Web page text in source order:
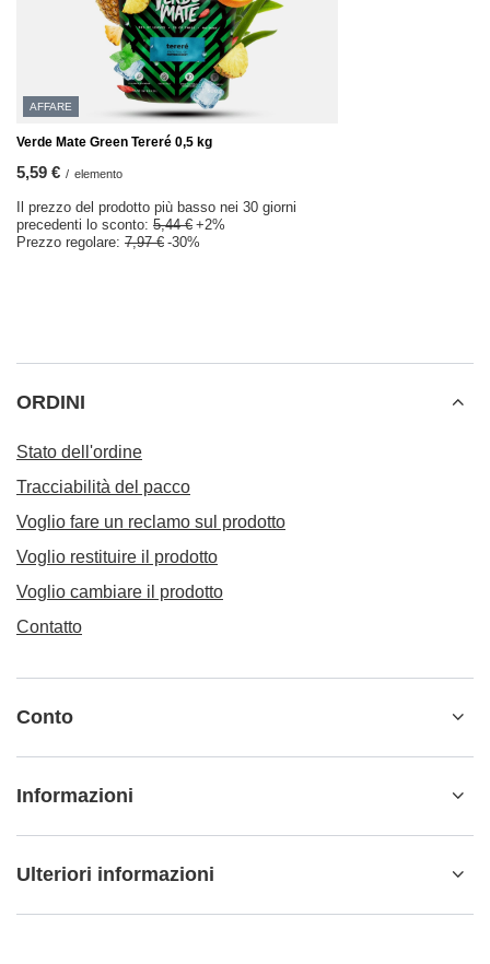
AFFARE
Verde Mate Green Tereré 0,5 kg
5,59 € / elemento
Il prezzo del prodotto più basso nei 30 giorni
precedenti lo sconto: 5,44 € +2%
Prezzo regolare: 7,97 € -30%
ORDINI
Stato dell'ordine
Tracciabilità del pacco
Voglio fare un reclamo sul prodotto
Voglio restituire il prodotto
Voglio cambiare il prodotto
Contatto
Conto
Informazioni
Ulteriori informazioni